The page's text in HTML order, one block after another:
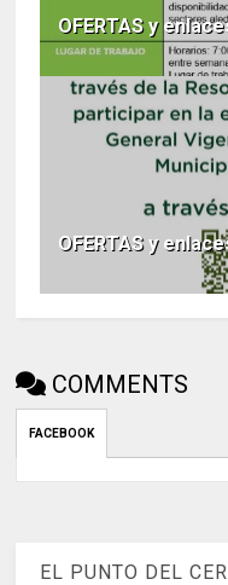
OFERTAS y
OFERTAS y
COMMENTS
FACEBOOK
EL PUNTO DEL